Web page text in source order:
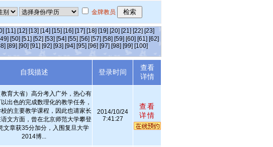
金牌教员
[11] [12] [13] [14] [15] [16] [17] [18] [19] [20] [21] [22] [23]
[49] [50] [51] [52] [53] [54] [55] [56] [57] [58] [59] [60] [61] [62]
[89] [90] [91] [92] [93] [94] [95] [96] [97] [98] [99] [100]
自我描述 登录时间
查看
详情
育大省）高分考入广外，热心有
出色的完成数理化的教学任务，
的主要教学课程，因此也请家长
文方面，曾在北京师范大学攀登
文章获35分加分，入围复旦大学
2014博...
2014/10/24
7:41:27
查看
详情